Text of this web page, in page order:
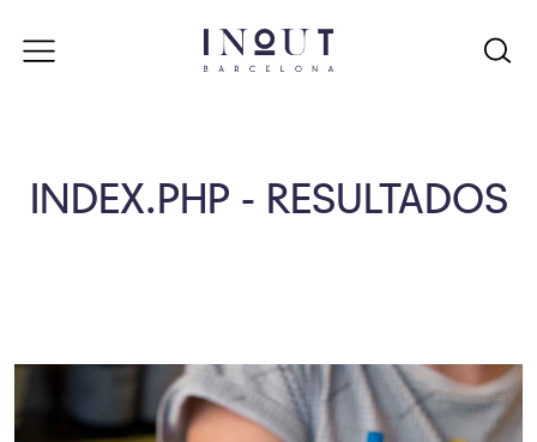
INDEX.PHP - RESULTADOS